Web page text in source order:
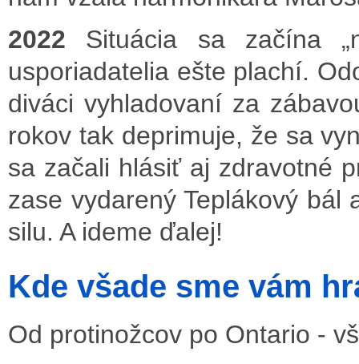
2022 Situácia sa začína
usporiadatelia ešte plachí.
diváci vyhladovaní za
rokov tak deprimuje, že sa
sa začali hlásiť aj zdravotné
zase vydarený Teplákový bál
silu. A ideme ďalej!
Kde všade sme vám
Od protinožcov po Ontario -